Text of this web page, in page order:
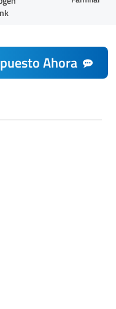
Ahora